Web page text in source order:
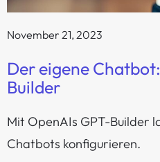
November 21, 2023
Der eigene
Builder
Mit OpenAIs GPT-Builder
Chatbots konfigurieren.